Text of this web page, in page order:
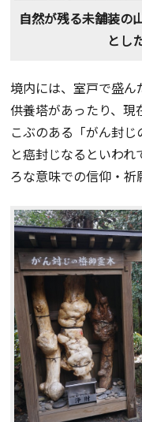
自然が残る未舗装の
とし
境内には、室戸で盛
供養塔があったり、現
こぶのある「がん封
と癌封じなるといわ
ろな意味での信仰・祈